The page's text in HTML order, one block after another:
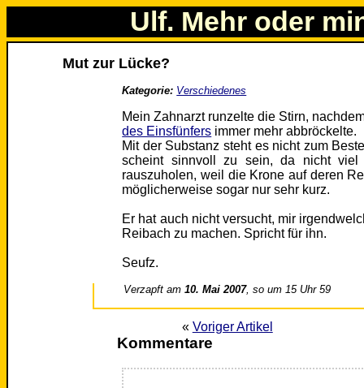
Ulf. Mehr oder
Mut zur Lücke?
Kategorie: Verschiedenes
Mein Zahnarzt runzelte die Stirn,
des Einsfünfers immer mehr abbröckelte.
Mit der Substanz steht es nicht zum
scheint sinnvoll zu sein, da nicht
rauszuholen, weil die Krone auf deren
möglicherweise sogar nur sehr kurz.
Er hat auch nicht versucht, mir
Reibach zu machen. Spricht für ihn.
Seufz.
Verzapft am10. Mai 2007, so um 15 Uhr 59
« Voriger Artikel
Kommentare